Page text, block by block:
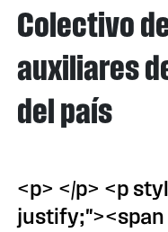
Colectivo
auxiliares
del país
<p> </p> <p